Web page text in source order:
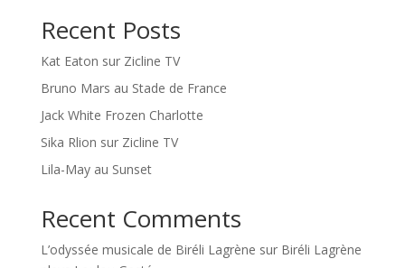
Recent Posts
Kat Eaton sur Zicline TV
Bruno Mars au Stade de France
Jack White Frozen Charlotte
Sika Rlion sur Zicline TV
Lila-May au Sunset
Recent Comments
L’odyssée musicale de Biréli Lagrène sur Biréli Lagrène